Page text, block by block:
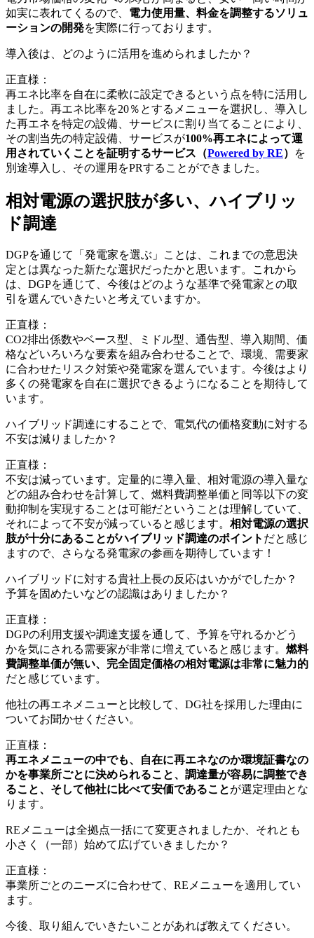
如実に表れてくるので、 電力使用量、料金を調整するソリュ
ーションの開発を実際に行っております。
導入後は、どのように活用を進められましたか？
正直様：
再エネ比率を自在に柔軟に設定できるという点を特に活用し
ました。再エネ比率を20％とするメニューを選択し、導入し
た再エネを特定の設備、サービスに割り当てることにより、
その割当先の特定設備、サービスが100%再エネによって運
用されていくことを証明するサービス（Powered by RE）
を
別途導入し、その運用をPRすることができました。
相対電源の選択肢が多い、ハイブリッ
ド調達
DGPを通じて「発電家を選ぶ」ことは、これまでの意思決
定とは異なった新たな選択だったかと思います。これから
は、DGPを通じて、今後はどのような基準で発電家との取
引を選んでいきたいと考えていますか。
正直様：
CO2排出係数やベース型、ミドル型、通告型、導入期間、価
格などいろいろな要素を組み合わせることで、環境、需要家
に合わせたリスク対策や発電家を選んでいます。今後はより
多くの発電家を自在に選択できるようになることを期待して
います。
ハイブリッド調達にすることで、電気代の価格変動に対する
不安は減りましたか？
正直様：
不安は減っています。定量的に導入量、相対電源の導入量な
どの組み合わせを計算して、燃料費調整単価と同等以下の変
動抑制を実現することは可能だということは理解していて、
それによって不安が減っていると感じます。 相対電源の選択
肢が十分にあることがハイブリッド調達のポイント だと感じ
ますので、さらなる発電家の参画を期待しています！
ハイブリッドに対する貴社上長の反応はいかがでしたか？
予算を固めたいなどの認識はありましたか？
正直様：
DGPの利用支援や調達支援を通して、予算を守れるかどう
かを気にされる需要家が非常に増えていると感じます。 燃料
費調整単価が無い、完全固定価格の相対電源は非常に魅力的
だと感じています。
他社の再エネメニューと比較して、DG社を採用した理由に
ついてお聞かせください。
正直様：
再エネメニューの中でも、自在に再エネなのか環境証書なの
かを事業所ごとに決められること、調達量が容易に調整でき
ること、そして他社に比べて安価であることが選定理由とな
ります。
REメニューは全拠点一括にて変更されましたか、それとも
小さく（一部）始めて広げていきましたか？
正直様：
事業所ごとのニーズに合わせて、REメニューを適用してい
ます。
今後、取り組んでいきたいことがあれば教えてください。